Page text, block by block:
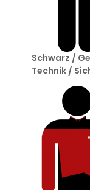
Schwarz /
Technik /